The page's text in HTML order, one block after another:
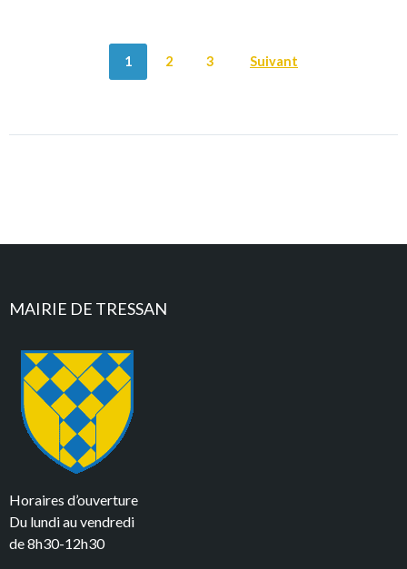
1 2 3 Suivant
MAIRIE DE TRESSAN
Horaires d’ouverture
Du lundi au vendredi
de 8h30-12h30